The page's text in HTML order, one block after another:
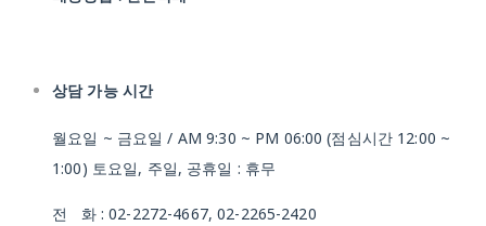
상담 가능 시간
월요일 ~ 금요일 / AM 9:30 ~ PM 06:00 (점심시간 12:00 ~
1:00) 토요일, 주일, 공휴일 : 휴무
전 화 : 02-2272-4667, 02-2265-2420